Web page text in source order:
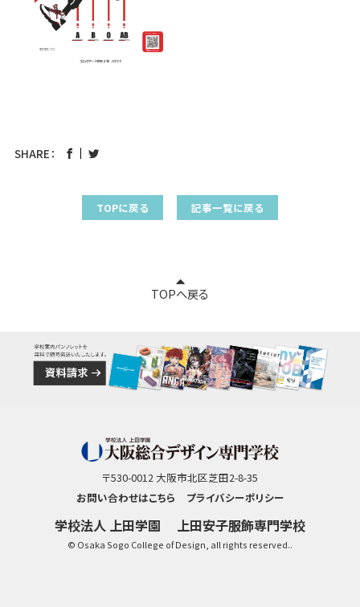
SHARE：
TOPに戻る 記事一覧に戻る
TOPへ戻る
〒530-0012 大阪市北区芝田2-8-35
お問い合わせはこちら
プライバシーポリシー
学校法人 上田学園 上田安子服飾専門学校
© Osaka Sogo College of Design, all rights reserved..